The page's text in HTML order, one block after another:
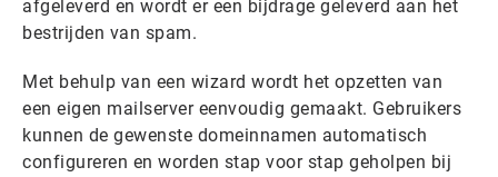
afgeleverd en wordt er een bijdrage geleverd aan het
bestrijden van spam.
Met behulp van een wizard wordt het opzetten van
een eigen mailserver eenvoudig gemaakt. Gebruikers
kunnen de gewenste domeinnamen automatisch
configureren en worden stap voor stap geholpen bij